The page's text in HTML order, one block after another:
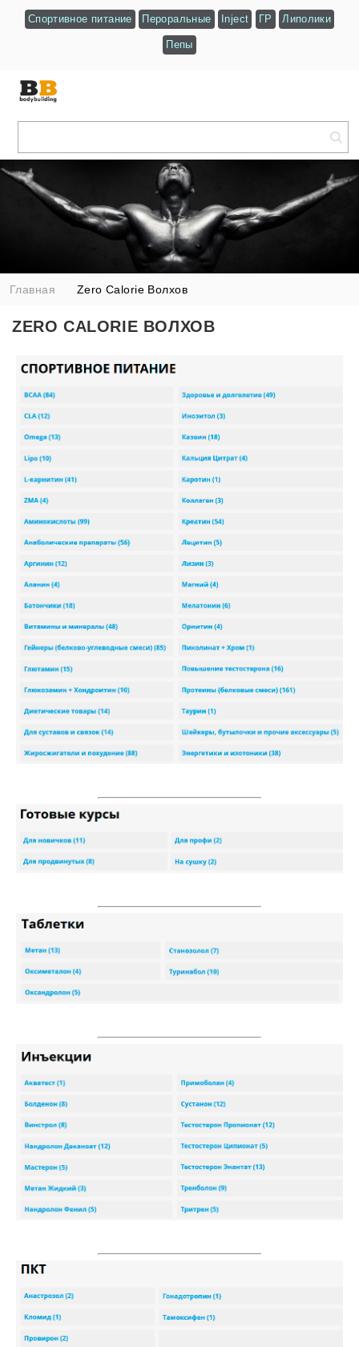
Спортивное питание Пероральные Inject ГР Липолики
Пепы
Главная Zero Calorie Волхов
ZERO CALORIE ВОЛХОВ